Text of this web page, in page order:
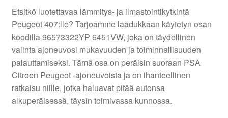
Etsitkö luotettavaa lämmitys- ja ilmastointikytkintä
Peugeot 407:lle? Tarjoamme laadukkaan käytetyn osan
koodilla 96573322YP 6451VW, joka on täydellinen
valinta ajoneuvosi mukavuuden ja toiminnallisuuden
palauttamiseksi. Tämä osa on peräisin suoraan PSA
Citroen Peugeot -ajoneuvoista ja on ihanteellinen
ratkaisu niille, jotka haluavat pitää autonsa
alkuperäisessä, täysin toimivassa kunnossa.